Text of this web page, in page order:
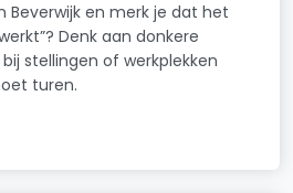
Beverwijk en merk je dat het
Denk aan donkere
stellingen of werkplekken
turen.